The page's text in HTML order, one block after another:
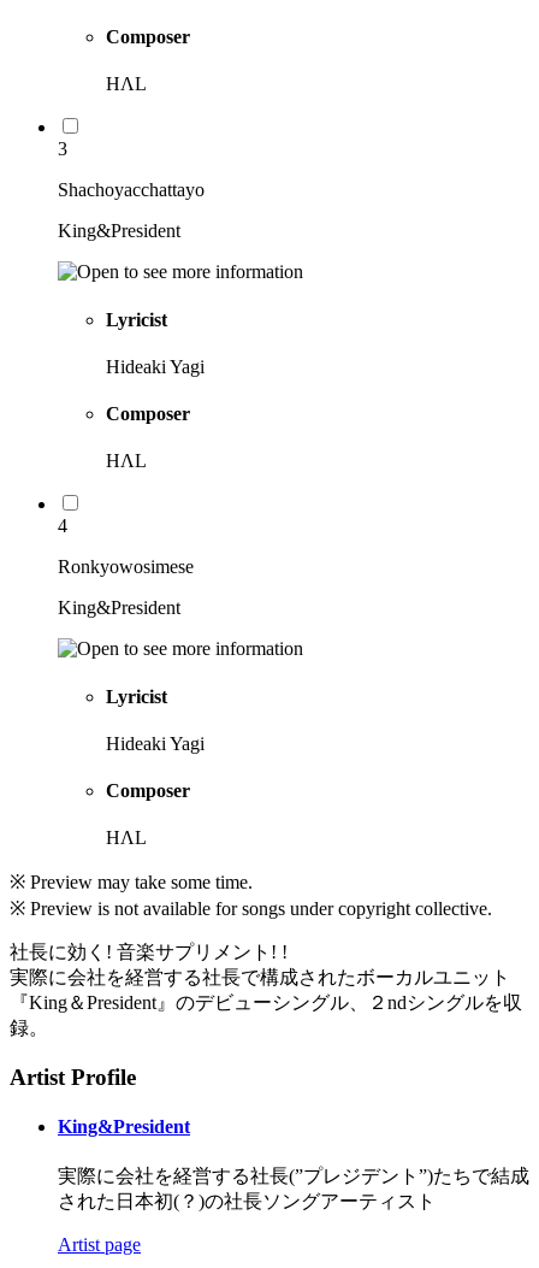
Composer
HΛL
3
Shachoyacchattayo
King&President
Lyricist
Hideaki Yagi
Composer
HΛL
4
Ronkyowosimese
King&President
Lyricist
Hideaki Yagi
Composer
HΛL
※ Preview may take some time.
※ Preview is not available for songs under copyright collective.
社長に効く! 音楽サプリメント! !
実際に会社を経営する社長で構成されたボーカルユニット
『King＆President』のデビューシングル、２ndシングルを収
録。
Artist Profile
King&President
実際に会社を経営する社長(”プレジデント”)たちで結成
された日本初(？)の社長ソングアーティスト
Artist page